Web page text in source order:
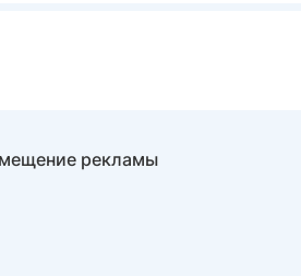
рекламы